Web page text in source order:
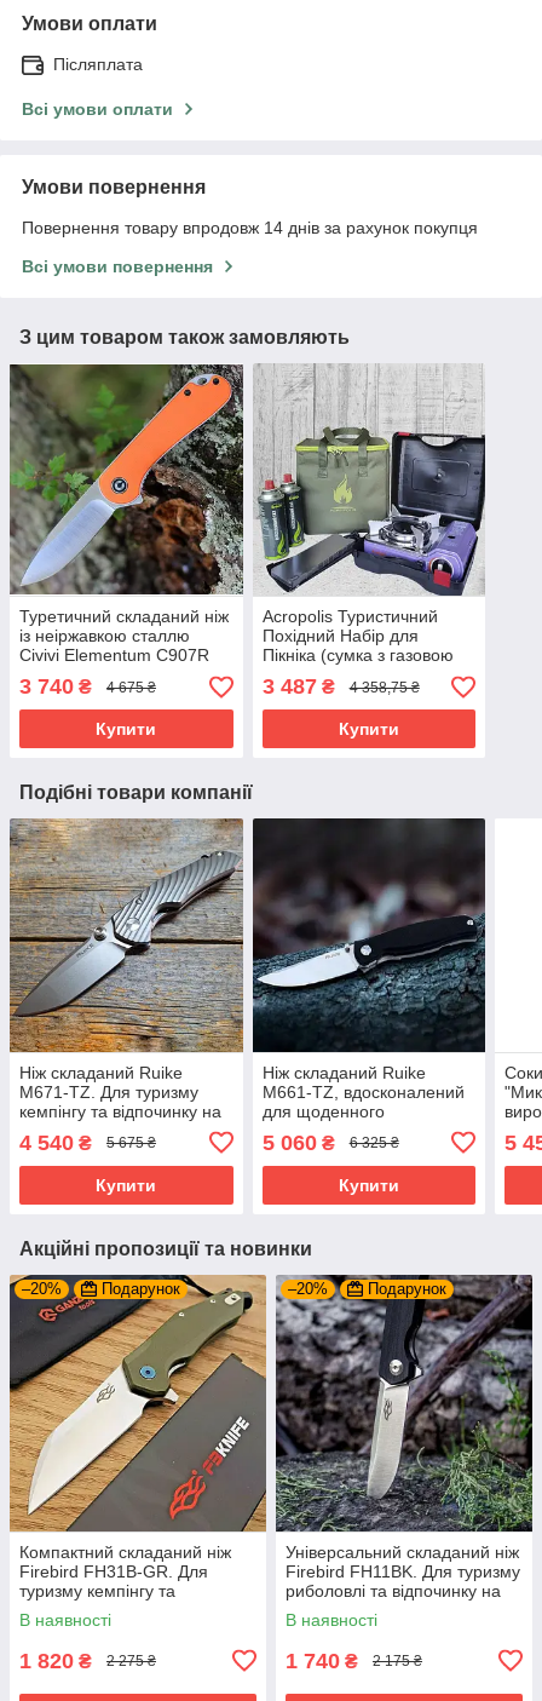
Умови оплати
Післяплата
Всі умови оплати
Умови повернення
Повернення товару впродовж 14 днів за рахунок покупця
Всі умови повернення
З цим товаром також замовляють
Туретичний складаний ніж
із неіржавкою сталлю
Civivi Elementum C907R
3 740 ₴ 4 675 ₴
Купити
Acropolis Туристичний
Похідний Набір для
Пікніка (сумка з газовою
газовими картриджами та
3 487₴ 4 358,75 ₴
Купити
Подібні товари компанії
Ніж складаний Ruike
M671-TZ. Для туризму
кемпінгу та відпочинку на
4 540 ₴ 5 675 ₴
Купити
Ніж складаний Ruike
M661-TZ, вдосконалений
для щоденного
5 060₴ 6 325 ₴
Купити
5
Акційні пропозиції та новинки
–20% Подарунок
Компактний складаний ніж
Firebird FH31B-GR. Для
туризму кемпінгу та
відпочинку на природі
В наявності
1 820 ₴ 2 275 ₴
–20% Подарунок
Універсальний складаний ніж
Firebird FH11BK. Для туризму
риболовлі та відпочинку на
природі
В наявності
1 740 ₴ 2 175 ₴